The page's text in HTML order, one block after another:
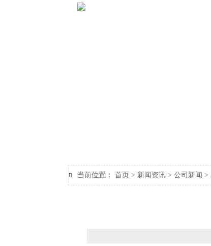
 当前位置：首页 > 新闻资讯 >公司新闻 >